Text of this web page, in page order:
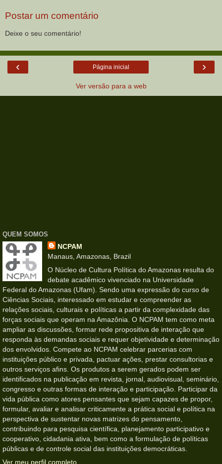
Postar um comentário
Deixe o seu comentário!
‹ ›
Página inicial
Ver versão para a web
QUEM SOMOS
NCPAM
Manaus, Amazonas, Brazil
O Núcleo de Cultura Política do Amazonas resulta do
debate acadêmico vivenciado na Universidade
Federal do Amazonas (Ufam). Sendo uma expressão do curso de
Ciências Sociais, interessado em estudar e compreender as
relações sociais, culturais e políticas a partir da complexidade das
forças sociais que operam na Amazônia. O NCPAM tem como meta
ampliar as discussões, formar rede propositiva de interação que
responda às demandas sociais e requer objetividade e determinação
dos envolvidos. Compete ao NCPAM celebrar parcerias com
instituições público e privada, pactuar ações, prestar consultorias e
outros serviços afins. Os produtos a serem gerados podem ser
identificados na publicação em revista, jornal, audiovisual, seminário,
congresso e outras formas de interação e participação. Participar da
vida pública como atores pensantes que sejam capazes de propor,
formular, avaliar e analisar criticamente a prática social e política na
perspectiva de sustentar novas matrizes do pensamento,
contribuindo para pesquisa científica, planejamento participativo e
cooperativo, cidadania ativa, bem como a formulação de políticas
públicas e de controle social das instituições democráticas.
Ver meu perfil completo